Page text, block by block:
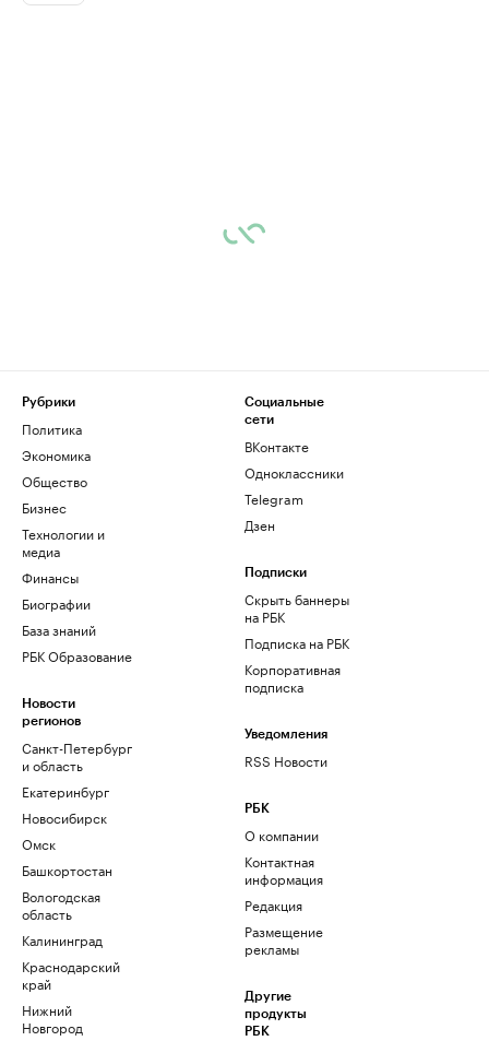
Рубрики
Политика
Экономика
Общество
Бизнес
Технологии и
медиа
Финансы
Биографии
База знаний
РБК Образование
Новости
регионов
Санкт-Петербург
и область
Екатеринбург
Новосибирск
Омск
Башкортостан
Вологодская
область
Калининград
Краснодарский
край
Нижний
Новгород
Социальные
сети
ВКонтакте
Одноклассники
Telegram
Дзен
Подписки
Скрыть баннеры
на РБК
Подписка на РБК
Корпоративная
подписка
Уведомления
RSS Новости
РБК
О компании
Контактная
информация
Редакция
Размещение
рекламы
Другие
продукты
РБК